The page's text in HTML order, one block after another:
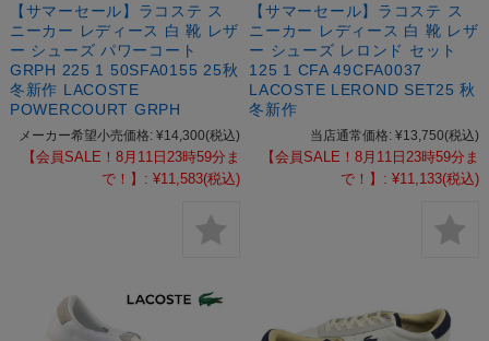
【サマーセール】ラコステ ス
ニーカー レディース 白 靴 レザ
ー シューズ パワーコート
GRPH 225 1 50SFA0155 25秋
冬新作 LACOSTE
POWERCOURT GRPH
メーカー希望小売価格: ¥14,300(税込)
【会員SALE！8月11日23時59分ま
で！】: ¥11,583(税込)
【サマーセール】ラコステ ス
ニーカー レディース 白 靴 レザ
ー シューズ レロンド セット
125 1 CFA 49CFA0037
LACOSTE LEROND SET25 秋
冬新作
当店通常価格: ¥13,750(税込)
【会員SALE！8月11日23時59分ま
で！】: ¥11,133(税込)